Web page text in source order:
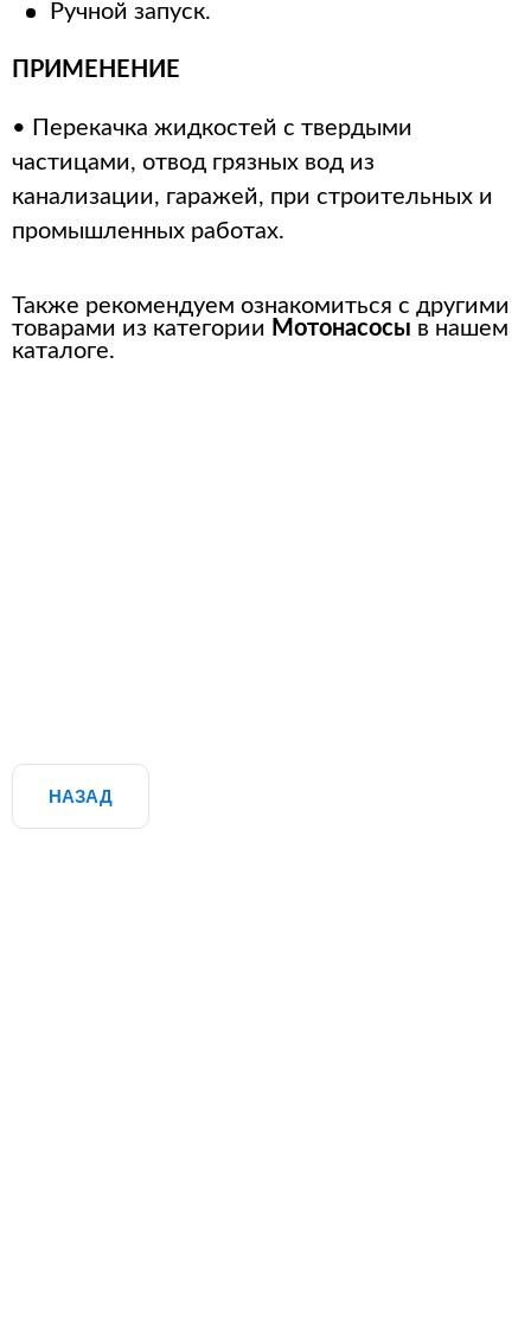
Ручной запуск.
ПРИМЕНЕНИЕ
• Перекачка жидкостей с твердыми
частицами, отвод грязных вод из
канализации, гаражей, при строительных и
промышленных работах.
Также рекомендуем ознакомиться с другими
товарами из категории Мотонасосы в нашем
каталоге.
НАЗАД